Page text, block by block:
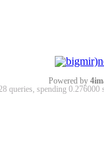
Powered by
queries, spending